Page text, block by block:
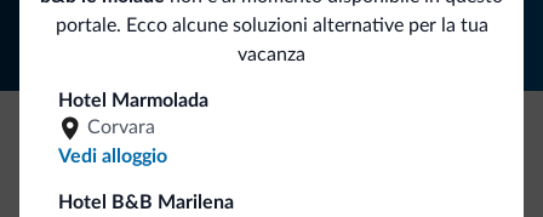
portale. Ecco alcune soluzioni alternative per la tua
vacanza
Hotel Marmolada
Corvara
Vedi alloggio
Hotel B&B Marilena
Be Original, scopri la nuova collezione
Ce l'avete chiesto in tanti. Ecco la nuova collezione firmata